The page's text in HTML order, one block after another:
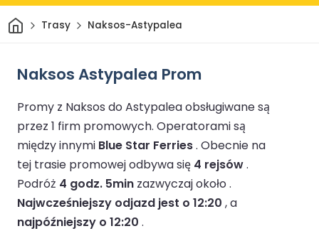
DomTrasy Naksos-Astypalea
Naksos Astypalea Prom
Promy z Naksos do Astypalea obsługiwane są
przez 1 firm promowych. Operatorami są
między innymi Blue Star Ferries. Obecnie na
tej trasie promowej odbywa się 4 rejsów.
Podróż 4 godz. 5min zazwyczaj około .
Najwcześniejszy odjazd jest o 12:20 , a
najpóźniejszy o 12:20 .